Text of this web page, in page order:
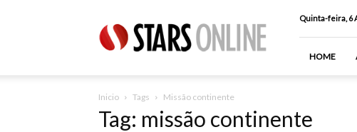
Online
Quinta-feira, 6
HOME
Inicio Tags Missão continente
Tag: missão continente